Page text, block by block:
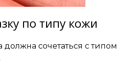
по типу кожи
должна сочетаться с типом